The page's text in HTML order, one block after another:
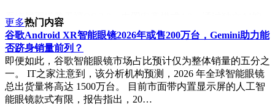
系统层面搭载天禧OS 2.0，内置电竞模式4.0，通过独立AI按
键可快速激活AI画质增强与AI帧率提升功能。据爆料，该机
起售价或为3999元，在同配置机型中具有一定价格优势。不过
业内分析认为，联想手机当前面临的主要挑战并非硬件参数，
而是品牌口碑与销售渠道建设。若能在售后服务、系统优化等
软实力领域实现突破，此次回归或能成为扭转市场局面的关键
契机。
更多热门内容
谷歌Android XR智能眼镜2026年或售200万台，Gemini助力能
否跻身销量前列？
即便如此，谷歌智能眼镜市场占比预计仅为整体销量的五分之
一。 IT之家注意到，该分析机构预测，2026 年全球智能眼镜
总出货量将高达 1500万台。 目前市面带内置显示屏的人工智
能眼镜款式有限，报告指出，20…